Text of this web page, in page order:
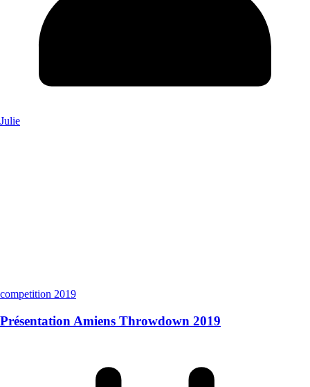
Julie
competition 2019
Présentation Amiens Throwdown 2019